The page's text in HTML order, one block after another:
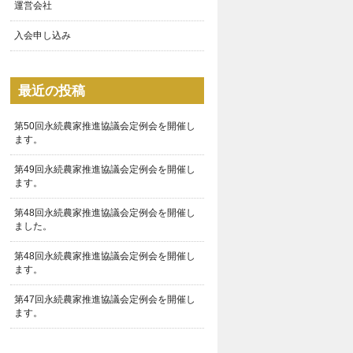
運営会社
入会申し込み
最近の投稿
第50回永続農家推進協議会定例会を開催し
ます。
第49回永続農家推進協議会定例会を開催し
ます。
第48回永続農家推進協議会定例会を開催し
ました。
第48回永続農家推進協議会定例会を開催し
ます。
第47回永続農家推進協議会定例会を開催し
ます。